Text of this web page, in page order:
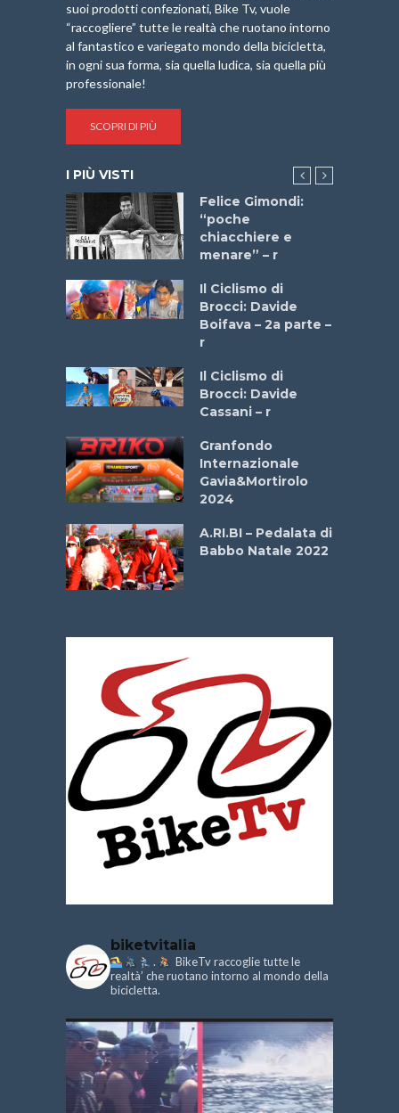
suoi prodotti confezionati, Bike Tv, vuole
“raccogliere” tutte le realtà che ruotano intorno
al fantastico e variegato mondo della bicicletta,
in ogni sua forma, sia quella ludica, sia quella più
professionale!
SCOPRI DI PIÙ
I PIÙ VISTI
Felice Gimondi:
“poche
chiacchiere e
menare” – r
Il Ciclismo di
Brocci: Davide
Boifava – 2a parte –
r
Il Ciclismo di
Brocci: Davide
Cassani – r
Granfondo
Internazionale
Gavia&Mortirolo
2024
A.RI.BI – Pedalata di
Babbo Natale 2022
biketvitalia
.
BikeTv raccoglie tutte le
realtà’ che ruotano intorno al mondo della
bicicletta.